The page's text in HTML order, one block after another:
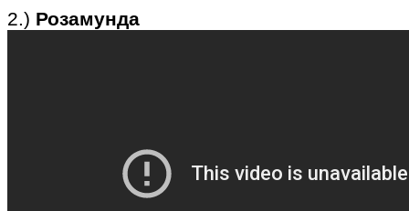
2.) Розамунда